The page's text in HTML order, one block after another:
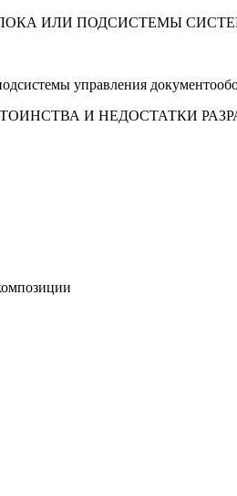
ИЛИ ПОДСИСТЕМЫ
управления
И НЕДОСТАТКИ